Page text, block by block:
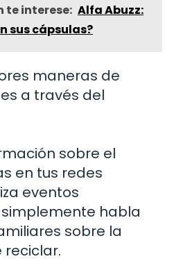
te interese: Alfa Abuzz:
sus cápsulas?
maneras de
a través del
sobre el
en tus redes
eventos
habla
sobre la